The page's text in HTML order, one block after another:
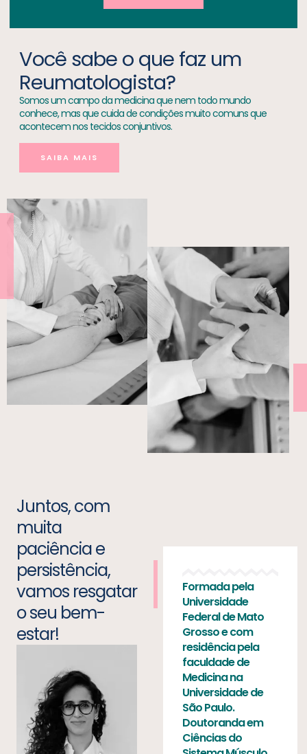
Você sabe o que faz um
Reumatologista?
Somos um campo da medicina que nem todo mundo
conhece, mas que cuida de condições muito comuns que
acontecem nos tecidos conjuntivos.
SAIBA MAIS
Juntos, com
muita
paciência e
persistência,
vamos resgatar
o seu bem-
estar!
Formada pela
Universidade
Federal de Mato
Grosso e com
residência pela
faculdade de
Medicina na
Universidade de
São Paulo.
Doutoranda em
Ciências do